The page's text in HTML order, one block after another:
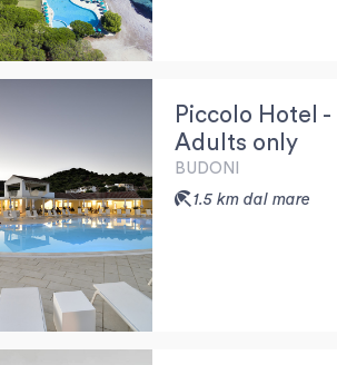
Piccolo Hotel -
Adults only
BUDONI
1.5 km dal mare